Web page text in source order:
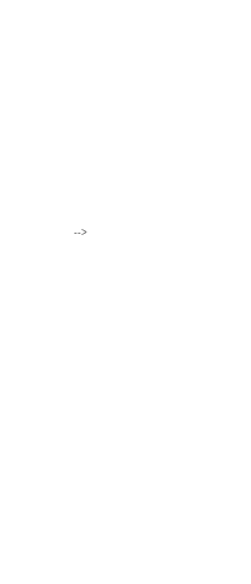
-->